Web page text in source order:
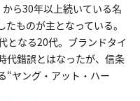
ら30年以上続いている名
ものが主となっている。
となる20代。ブランドタイ
代錯誤とはなったが、信条
“ヤング・アット・ハー